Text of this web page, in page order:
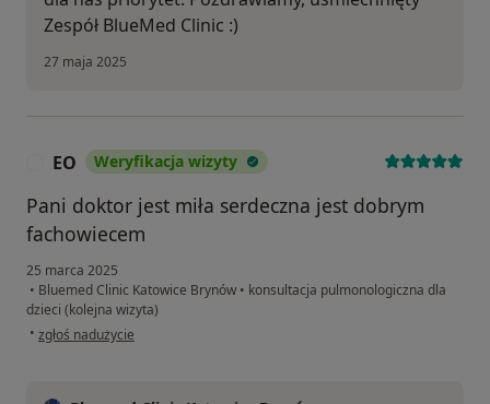
Zespół BlueMed Clinic :)
27 maja 2025
EO Weryfikacja wizyty
Pani doktor jest miła serdeczna jest dobrym
fachowiecem
25 marca 2025
• Bluemed Clinic Katowice Brynów • konsultacja pulmonologiczna dla
dzieci (kolejna wizyta)
• w opinii użytkownika EO
zgłoś nadużycie